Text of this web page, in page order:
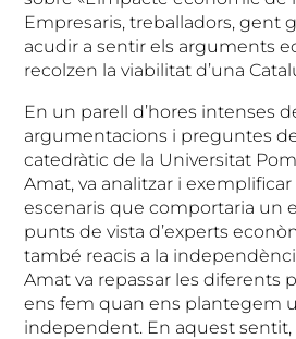
Empresaris, treballadors, gent
acudir a sentir els arguments
recolzen la viabilitat d’una
En un parell d’hores intenses
argumentacions i preguntes
catedràtic de la Universitat
Amat, va analitzar i
escenaris que comportaria un
punts de vista d’experts
també reacis a la
Amat va repassar les diferents
ens fem quan ens plantegem
independent. En aquest